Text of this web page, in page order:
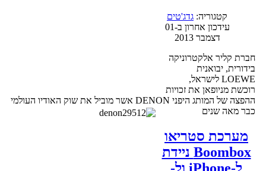
קטגוריה: גדג'טים
עידכון אחרון ב-01
דצמבר 2013
חברת קליר אלקטרוניקה
בידורית, יבואנית
LOEWE לישראל,
רוכשת מניופאן את זכויות
ההפצה של המותג היפני DENON אשר מוביל את שוק האודיו העולמי
כבר מאה שנים
מערכת סטריאו
Boombox ניידת